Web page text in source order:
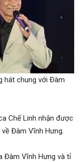
hát chung với Đàm
Chế Linh nhận được
Đàm Vĩnh Hưng.
Đàm Vĩnh Hưng và tỉ